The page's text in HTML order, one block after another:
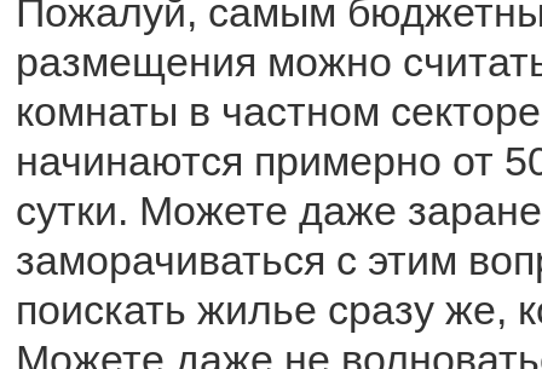
Пожалуй, самым
размещения можно
комнаты в частном
начинаются примерно от
сутки. Можете даже
заморачиваться с этим
поискать жилье сразу же,
Можете даже не